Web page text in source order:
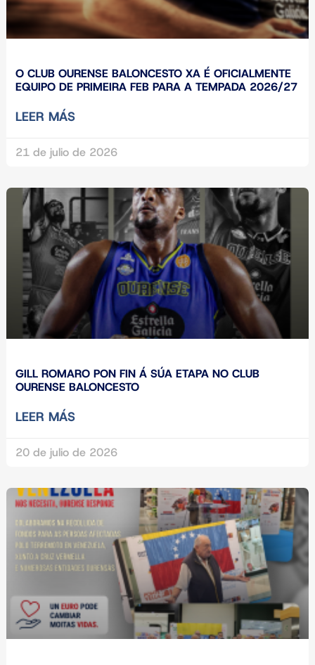
O CLUB OURENSE BALONCESTO XA É OFICIALMENTE
EQUIPO DE PRIMEIRA FEB PARA A TEMPADA 2026/27
LEER MÁS
21 de julio de 2026
GILL ROMARO PON FIN Á SÚA ETAPA NO CLUB
OURENSE BALONCESTO
LEER MÁS
20 de julio de 2026